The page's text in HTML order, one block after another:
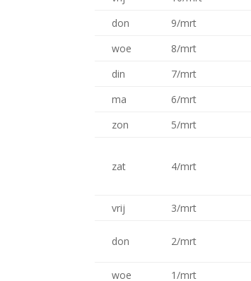
don
9/mrt
woe
8/mrt
din
7/mrt
ma
6/mrt
zon
5/mrt
zat 4/mrt
vrij 3/mrt
don 2/mrt
woe 1/mrt